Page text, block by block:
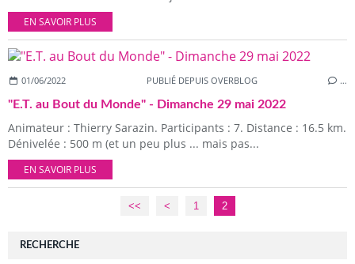
EN SAVOIR PLUS
01/06/2022 PUBLIÉ DEPUIS OVERBLOG …
"E.T. au Bout du Monde" - Dimanche 29 mai 2022
Animateur : Thierry Sarazin. Participants : 7. Distance : 16.5 km.
Dénivelée : 500 m (et un peu plus ... mais pas...
EN SAVOIR PLUS
<< < 1 2
RECHERCHE